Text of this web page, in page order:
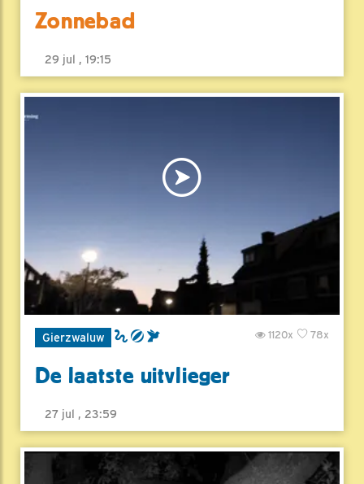
Zonnebad
29 jul , 19:15
Gierzwaluw 78x
1120x
De laatste uitvlieger
27 jul , 23:59